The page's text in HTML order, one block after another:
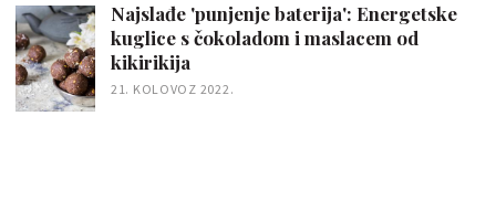
Najslađe 'punjenje baterija': Energetske
kuglice s čokoladom i maslacem od
kikirikija
21. KOLOVOZ 2022.